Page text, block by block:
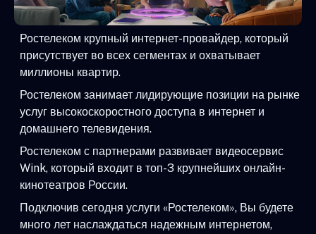
Ростелеком крупный интернет-провайдер, который
присутствует во всех сегментах и охватывает
миллионы квартир.
Ростелеком занимает лидирующие позиции на рынке
услуг высокоскоростного доступа в интернет и
домашнего телевидения.
Ростелеком с партнерами развивает видеосервис
Wink, который входит в топ-3 крупнейших онлайн-
кинотеатров России.
Подключив сегодня услуги «Ростелеком», Вы будете
много лет наслаждаться надежным интернетом,